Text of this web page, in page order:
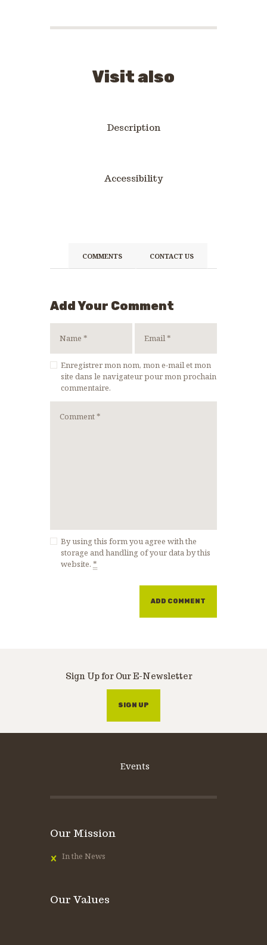
Visit also
Description
Accessibility
COMMENTS CONTACT US
Add Your Comment
Enregistrer mon nom, mon e-mail et mon
site dans le navigateur pour mon prochain
commentaire.
By using this form you agree with the
storage and handling of your data by this
website.*
Sign Up for Our E-Newsletter
SIGN UP
Events
Our Mission
In the News
Our Values